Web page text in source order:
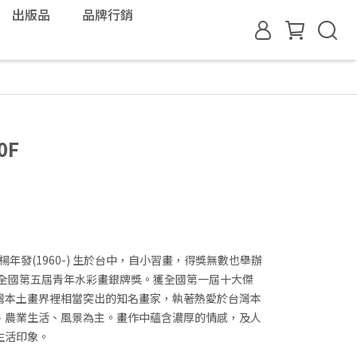
出版品 品牌行銷
年發(1960-) 生於台中，自小習畫，得獎無數也舉辦
國第五屆青年水彩畫銀牌獎。獲全國第一屆十大傑
土畫界裡相當突出的知名畫家，執著熱愛於台灣本
業生活、風景為主。畫作中蘊含濃厚的情感，及人
印象。